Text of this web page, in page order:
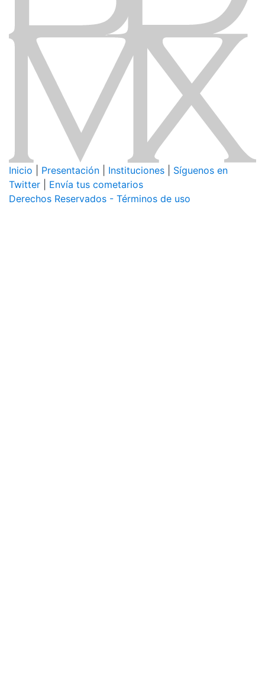
Inicio Presentación Instituciones
Síguenos en
Twitter
Envía tus cometarios
Derechos Reservados - Términos de uso